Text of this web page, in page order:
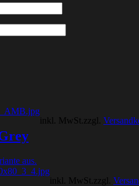
aus.
inkl. MwSt. zzgl.
inkl. MwSt. zzgl.